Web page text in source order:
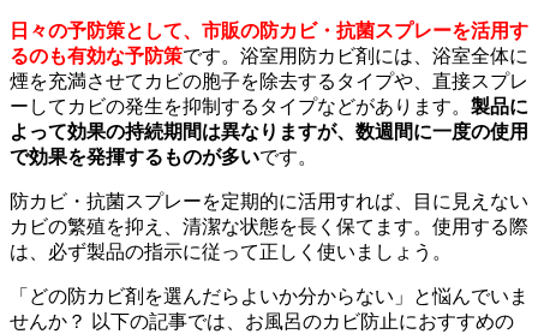
日々の予防策として、市販の防カビ・抗菌スプレーを活用す
るのも有効な予防策です。浴室用防カビ剤には、浴室全体に
煙を充満させてカビの胞子を除去するタイプや、直接スプレ
ーしてカビの発生を抑制するタイプなどがあります。 製品に
よって効果の持続期間は異なりますが、数週間に一度の使用
で効果を発揮するものが多いです。
防カビ・抗菌スプレーを定期的に活用すれば、目に見えない
カビの繁殖を抑え、清潔な状態を長く保てます。使用する際
は、必ず製品の指示に従って正しく使いましょう。
「どの防カビ剤を選んだらよいか分からない」と悩んでいま
せんか？ 以下の記事では、お風呂のカビ防止におすすめの